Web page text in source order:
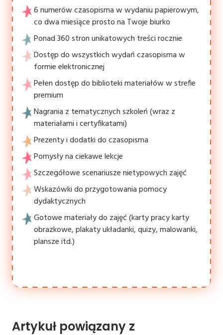
6 numerów czasopisma w wydaniu papierowym,
co dwa miesiące prosto na Twoje biurko
Ponad 360 stron unikatowych treści rocznie
Dostęp do wszystkich wydań czasopisma w
formie elektronicznej
Pełen dostęp do biblioteki materiałów w strefie
premium
Nagrania z tematycznych szkoleń (wraz z
materiałami i certyfikatami)
Prezenty i dodatki do czasopisma
Pomysły na ciekawe lekcje
Szczegółowe scenariusze nietypowych zajęć
Wskazówki do przygotowania pomocy
dydaktycznych
Gotowe materiały do zajęć (karty pracy karty
obrazkowe, plakaty układanki, quizy, malowanki,
plansze itd.)
Artykuł powiązany z